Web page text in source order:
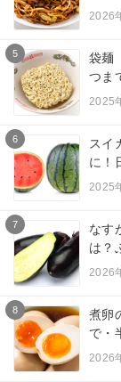
2026
5
袋麺
つま
2025
6
スイ
に！
2025
7
なす
は？
2026
8
煮卵
で・
2026